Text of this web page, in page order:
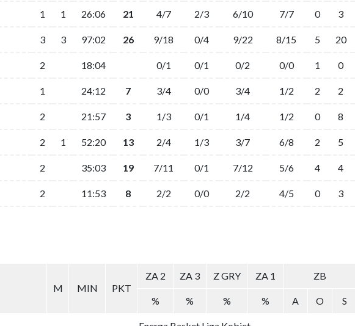
1 1 26:06 21 4/7 2/3 6/10 7/7 0 3
3 3 97:02 26 9/18 0/4 9/22 8/15 5 20
2 18:04 0/1 0/1 0/2 0/0 1 0
1 24:12 7 3/4 0/0 3/4 1/2 2 2
2 21:57 3 1/3 0/1 1/4 1/2 0 8
2 1 52:20 13 2/4 1/3 3/7 6/8 2 5
2 35:03 19 7/11 0/1 7/12 5/6 4 4
2 11:53 8 2/2 0/0 2/2 4/5 0 3
M MIN PKT
ZA 2 ZA 3 Z GRY ZA 1
ZB
%
% % % A O S